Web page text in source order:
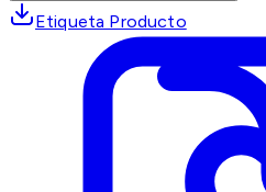
Etiqueta Producto